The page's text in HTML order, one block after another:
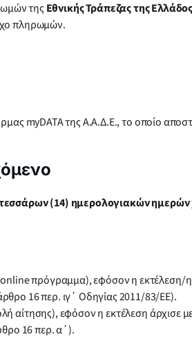
τηςΕθνικής Τράπεζας της Ελλάδος
πληρωμών.
myDATA της Α.Α.Δ.Ε., το οποίο
(14) ημερολογιακών ημερών
πρόγραμμα), εφόσον η εκτέλεση/
16 περ. ιγ΄ Οδηγίας 2011/83/ΕΕ).
εφόσον η εκτέλεση άρχισε
16 περ. α΄).